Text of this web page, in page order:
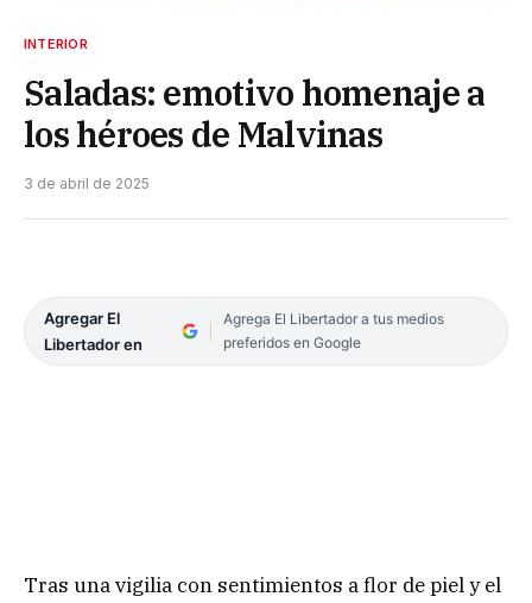
INTERIOR
Saladas: emotivo homenaje a
los héroes de Malvinas
3 de abril de 2025
Agregar El
Libertador en
Agrega El Libertador a tus medios
preferidos en Google
Tras una vigilia con sentimientos a flor de piel y el